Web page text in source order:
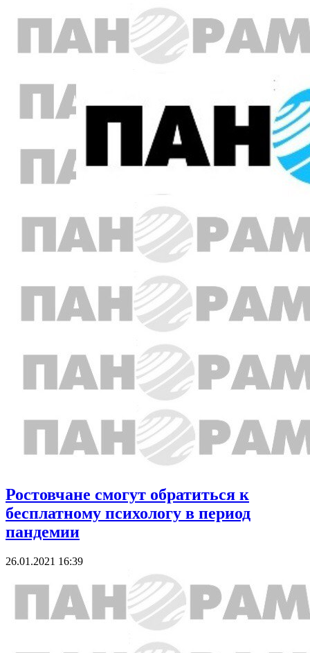
Ростовчане смогут обратиться к
бесплатному психологу в период
пандемии
26.01.2021 16:39